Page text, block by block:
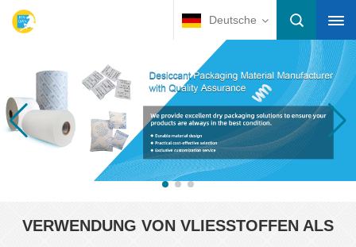
Deutsche
VERWENDUNG VON VLIESSTOFFEN ALS